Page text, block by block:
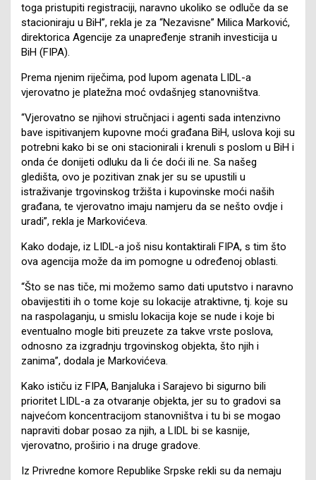
toga pristupiti registraciji, naravno ukoliko se odluče da se
stacioniraju u BiH”, rekla je za “Nezavisne” Milica Marković,
direktorica Agencije za unapređenje stranih investicija u
BiH (FIPA).
Prema njenim riječima, pod lupom agenata LIDL-a
vjerovatno je platežna moć ovdašnjeg stanovništva.
“Vjerovatno se njihovi stručnjaci i agenti sada intenzivno
bave ispitivanjem kupovne moći građana BiH, uslova koji su
potrebni kako bi se oni stacionirali i krenuli s poslom u BiH i
onda će donijeti odluku da li će doći ili ne. Sa našeg
gledišta, ovo je pozitivan znak jer su se upustili u
istraživanje trgovinskog tržišta i kupovinske moći naših
građana, te vjerovatno imaju namjeru da se nešto ovdje i
uradi”, rekla je Markovićeva.
Kako dodaje, iz LIDL-a još nisu kontaktirali FIPA, s tim što
ova agencija može da im pomogne u određenoj oblasti.
“Što se nas tiče, mi možemo samo dati uputstvo i naravno
obavijestiti ih o tome koje su lokacije atraktivne, tj. koje su
na raspolaganju, u smislu lokacija koje se nude i koje bi
eventualno mogle biti preuzete za takve vrste poslova,
odnosno za izgradnju trgovinskog objekta, što njih i
zanima”, dodala je Markovićeva.
Kako ističu iz FIPA, Banjaluka i Sarajevo bi sigurno bili
prioritet LIDL-a za otvaranje objekta, jer su to gradovi sa
najvećom koncentracijom stanovništva i tu bi se mogao
napraviti dobar posao za njih, a LIDL bi se kasnije,
vjerovatno, proširio i na druge gradove.
Iz Privredne komore Republike Srpske rekli su da nemaju